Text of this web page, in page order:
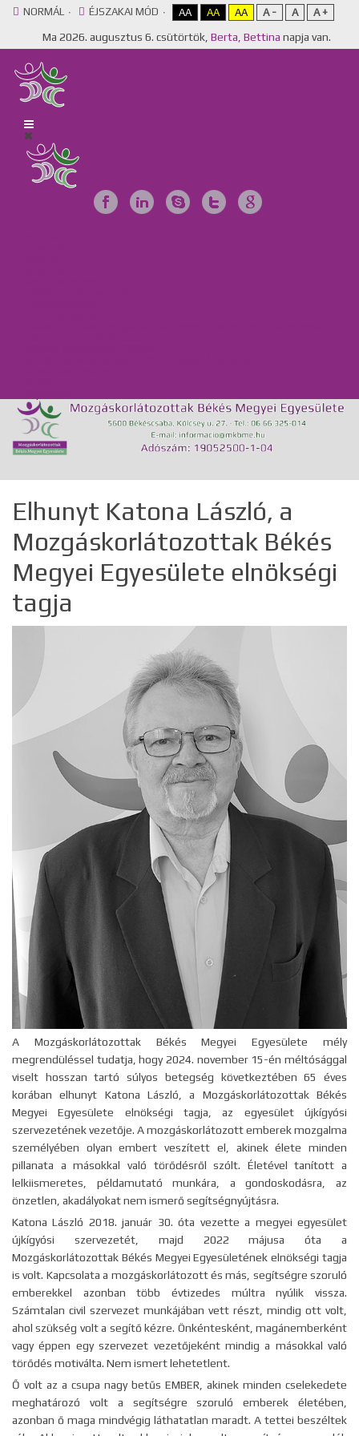
NORMÁL ÉJSZAKAI MÓD AA AA AA A - A A +
Ma 2026. augusztus 6. csütörtök, Berta, Bettina napja van.
Elhunyt Katona László, a
Mozgáskorlátozottak Békés
Megyei Egyesülete elnökségi
tagja
A Mozgáskorlátozottak Békés Megyei Egyesülete mély
megrendüléssel tudatja, hogy 2024. november 15-én méltósággal
viselt hosszan tartó súlyos betegség következtében 65 éves
korában elhunyt Katona László, a Mozgáskorlátozottak Békés
Megyei Egyesülete elnökségi tagja, az egyesület újkígyósi
szervezetének vezetője. A mozgáskorlátozott emberek mozgalma
személyében olyan embert veszített el, akinek élete minden
pillanata a másokkal való törődésről szólt. Életével tanított a
lelkiismeretes, példamutató munkára, a gondoskodásra, az
önzetlen, akadályokat nem ismerő segítségnyújtásra.
Katona László 2018. január 30. óta vezette a megyei egyesület
újkígyósi szervezetét, majd 2022 májusa óta a
Mozgáskorlátozottak Békés Megyei Egyesületének elnökségi tagja
is volt. Kapcsolata a mozgáskorlátozott és más, segítségre szoruló
emberekkel azonban több évtizedes múltra nyúlik vissza.
Számtalan civil szervezet munkájában vett részt, mindig ott volt,
ahol szükség volt a segítő kézre. Önkéntesként, magánemberként
vagy éppen egy szervezet vezetőjeként mindig a másokkal való
törődés motiválta. Nem ismert lehetetlent.
Ő volt az a csupa nagy betűs EMBER, akinek minden cselekedete
meghatározó volt a segítségre szoruló emberek életében,
azonban ő maga mindvégig láthatatlan maradt. A tettei beszéltek